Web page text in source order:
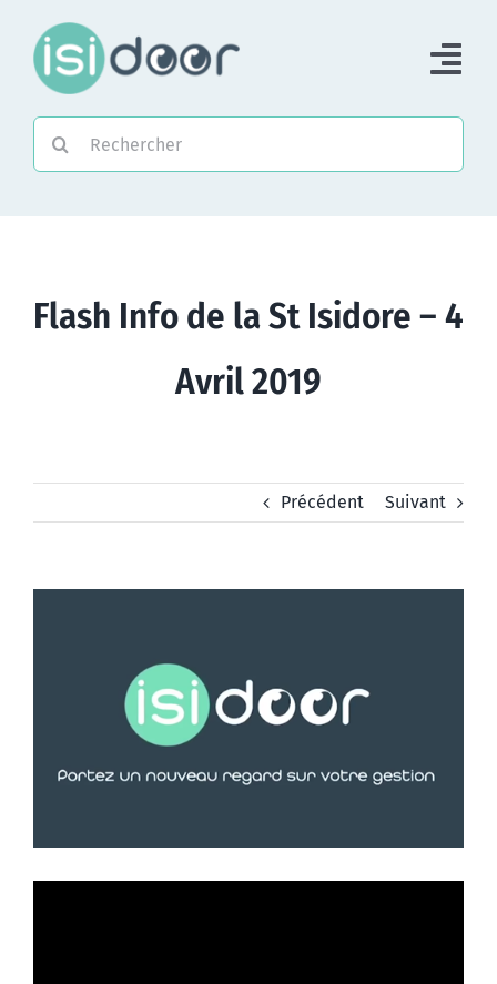
contenu
Accompagner
Flash Info de la St Isidore – 4
Avril 2019
Précédent Suivant